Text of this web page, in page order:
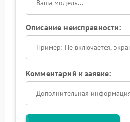
Описание неисправности:
Комментарий к заявке: